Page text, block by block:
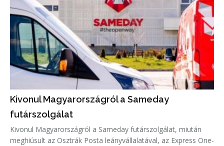
Kivonul Magyarországról a Sameday
futárszolgálat
Kivonul Magyarországról a Sameday futárszolgálat, miután
meghiúsult az Osztrák Posta leányvállalatával, az Express One-